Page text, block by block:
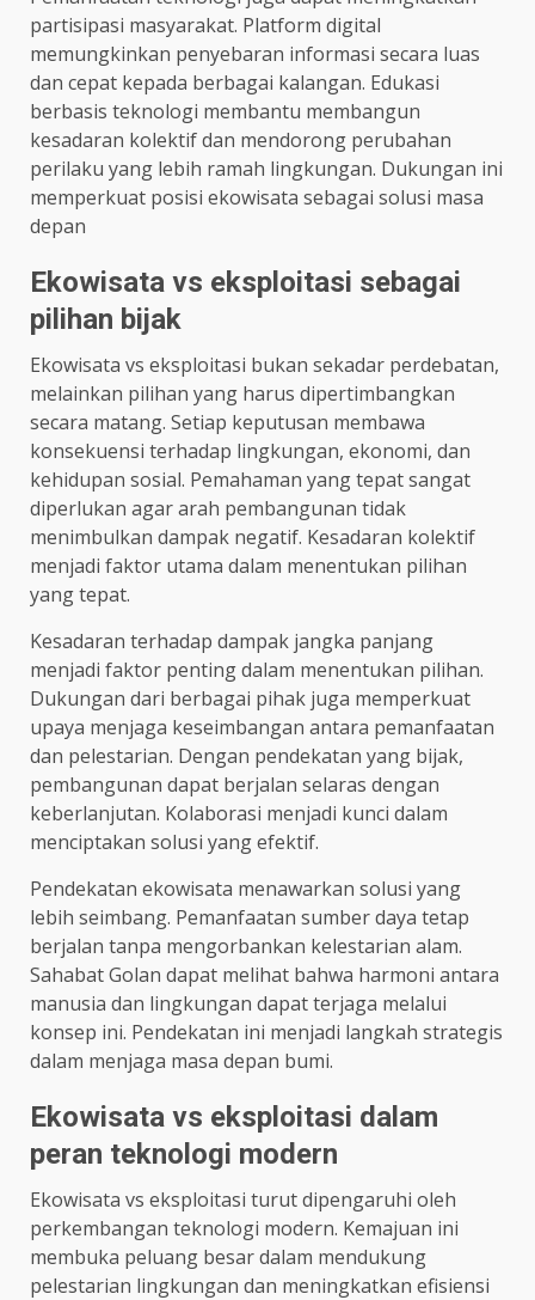
partisipasi masyarakat. Platform digital
memungkinkan penyebaran informasi secara luas
dan cepat kepada berbagai kalangan. Edukasi
berbasis teknologi membantu membangun
kesadaran kolektif dan mendorong perubahan
perilaku yang lebih ramah lingkungan. Dukungan ini
memperkuat posisi ekowisata sebagai solusi masa
depan
Ekowisata vs eksploitasi sebagai
pilihan bijak
Ekowisata vs eksploitasi bukan sekadar perdebatan,
melainkan pilihan yang harus dipertimbangkan
secara matang. Setiap keputusan membawa
konsekuensi terhadap lingkungan, ekonomi, dan
kehidupan sosial. Pemahaman yang tepat sangat
diperlukan agar arah pembangunan tidak
menimbulkan dampak negatif. Kesadaran kolektif
menjadi faktor utama dalam menentukan pilihan
yang tepat.
Kesadaran terhadap dampak jangka panjang
menjadi faktor penting dalam menentukan pilihan.
Dukungan dari berbagai pihak juga memperkuat
upaya menjaga keseimbangan antara pemanfaatan
dan pelestarian. Dengan pendekatan yang bijak,
pembangunan dapat berjalan selaras dengan
keberlanjutan. Kolaborasi menjadi kunci dalam
menciptakan solusi yang efektif.
Pendekatan ekowisata menawarkan solusi yang
lebih seimbang. Pemanfaatan sumber daya tetap
berjalan tanpa mengorbankan kelestarian alam.
Sahabat Golan dapat melihat bahwa harmoni antara
manusia dan lingkungan dapat terjaga melalui
konsep ini. Pendekatan ini menjadi langkah strategis
dalam menjaga masa depan bumi.
Ekowisata vs eksploitasi dalam
peran teknologi modern
Ekowisata vs eksploitasi turut dipengaruhi oleh
perkembangan teknologi modern. Kemajuan ini
membuka peluang besar dalam mendukung
pelestarian lingkungan dan meningkatkan efisiensi